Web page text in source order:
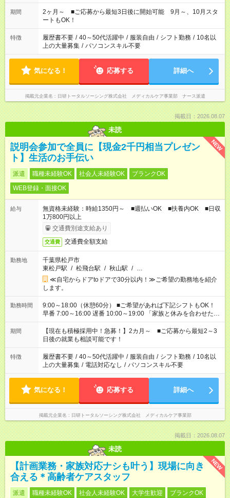
「家族とお休みを合わせたい」 「できれば残業はしたくない」
など、あなたのご希望に沿ったお仕事をご紹介します！ ※Wワ
ーク希望の方へ 今ご覧のお仕事で希望する勤務時間と、もう1つ
のお仕事の勤務時間。 合計で週40時間を超える場合は応募でき
ません
期間
2ヶ月～ ■ご応募から最短3日後に開始可能 9月～、10月スタ
ートもOK！
特徴 履歴書不要 / 40～50代活躍中 / 服装自由 / シフト勤務 / 10名以
上の大量募集 / パソコンスキル不要
気になる！ 応募する 詳細へ
掲載元企業名 日研トータルソーシング株式会社 メディカルケア事業部 ナース派遣
掲載日：2026.08.07
未読
NEW
説明会参加で全員に【現金2千円相当プレゼン
ト】生活のお手伝い
派遣 職種未経験OK 社会人未経験OK
ブランクOK
WEB登録・面接OK
給与
無資格未経験：時給1350円～ ■週払いOK ■扶養内OK ■日収
1万800円以上
交通費別途支給あり
交通費 交通費全額支給
勤務地
千葉県松戸市
東松戸駅 / 松飛台駅 / 秋山駅 / …
≪自宅からドアtoドアで30分以内！≫ご希望の勤務地を紹介
します。
勤務時間
9:00～18:00（休憩60分） ■ご希望があれば下記シフトもOK！
早番 7:00～16:00 遅番 10:00～19:00 「家族と休みを合わせた
い」 「余裕を持って夕飯の準備がしたい」 「できれば残業はし
たくない」 など、ご希望を教えてくださいね。 ※Wワーク希望
の方へ 今ご覧のお仕事で希望する勤務時間と、もう1つのお仕事
の勤務時間。 合計で週40時間を超える場合は応募できません。
期間
【現在も積極採用中！急募！】2カ月～ ■ご応募から最短2～3
日後の就業も相談可能です！
特徴 履歴書不要 / 40～50代活躍中 / 服装自由 / シフト勤務 / 10名以
上の大量募集 / 電話対応なし / パソコンスキル不要
気になる！ 応募する 詳細へ
掲載元企業名 日研トータルソーシング株式会社 メディカルケア事業部
掲載日：2026.08.07
未読
NEW
【計画業務・家族対応ナシも叶う】現場に向き
合える＊高齢者ケアスタッフ
派遣 職種未経験OK 社会人未経験OK 大学生歓迎
ブランクOK